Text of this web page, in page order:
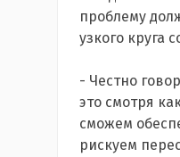
проблему
узкого круга
- Честно
это смотря
сможем
рискуем